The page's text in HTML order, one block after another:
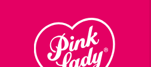
contenu